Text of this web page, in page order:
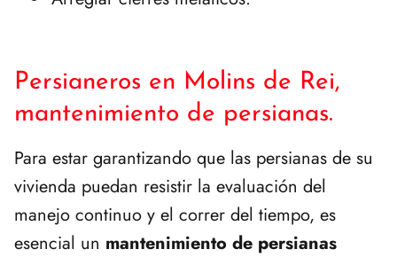
Persianeros en Molins de Rei,
mantenimiento de persianas.
Para estar garantizando que las persianas de su
vivienda puedan resistir la evaluación del
manejo continuo y el correr del tiempo, es
esencial un mantenimiento de persianas